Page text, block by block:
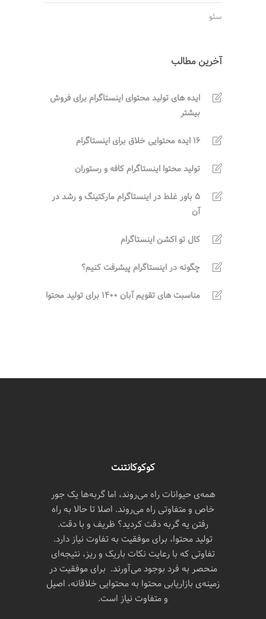
سئو
آخرین مطالب
ایده های تولید محتوای اینستاگرام برای فروش
بیشتر
16 ایده محتوایی خلاق برای اینستاگرام
تولید محتوا اینستاگرام کافه و رستوران
5 باور غلط در اینستاگرام مارکتینگ و رشد در
آن
کال تو اکشن اینستاگرام
چگونه در اینستاگرام پیشرفت کنیم؟
مناسبت های تقویم آبان 1400 برای تولید محتوا
کوکوکانتنت
همه‌ی حیوانات راه می‌روند، اما گربه‌ها یک جور
خاص و متفاوتی راه می‌روند. اصلا تا حالا به راه
رفتن یه گربه دقت کردید؟ ظریف و با دقت.
تولید محتوا، برای موفقیت به تفاوت نیاز دارد.
تفاوتی که با رعایت نکات باریک و ریز، نتیجه‌ای
منحصر به فرد بوجود می‌آورند. برای موفقیت در
زمینه‌ی بازاریابی محتوا به محتوایی خلاقانه، اصیل
و متفاوت نیاز است.